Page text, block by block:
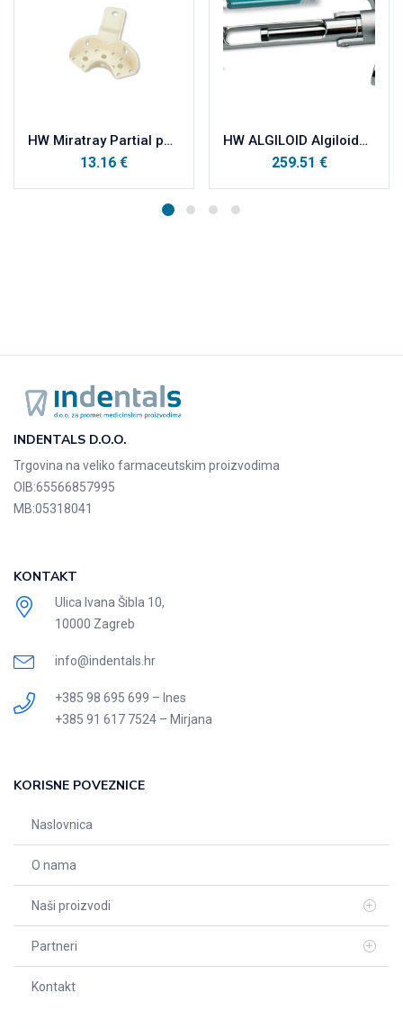
HW Miratray Partial parcijalne plastične otisne žlice vrećica, PM sredina a12
13.16 €
HW ALGILOID Algiloidna štrcaljka III + dva nastavka
259.51 €
INDENTALS D.O.O.
Trgovina na veliko farmaceutskim proizvodima
OIB:65566857995
MB:05318041
KONTAKT
Ulica Ivana Šibla 10,
10000 Zagreb
info@indentals.hr
+385 98 695 699 – Ines
+385 91 617 7524 – Mirjana
KORISNE POVEZNICE
Naslovnica
O nama
Naši proizvodi
Partneri
Kontakt